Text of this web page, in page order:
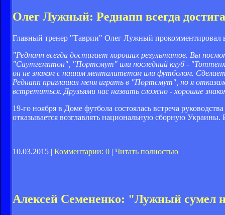
Олег Лужный: Реднапп всегда
Главный тренер "Таврии" Олег Лужный прокомментировал
"Реднапп всегда достигает хороших результатов. Вы
"Саутгемптон", "Портсмут" или последний клуб -
он не знаком с нашим менталитетом или футболом.
Реднапп приглашал меня играть в "Портсмут", но я
встретиться. Друзьями нас назвать сложно - хорошие
19-го ноября в Доме футбола состоялась встреча
отказывается возглавлять национальную сборную
10.03.2015 | Комментарии: 0 | Читать полностью
Алексей Семененко: "Лужный сумел